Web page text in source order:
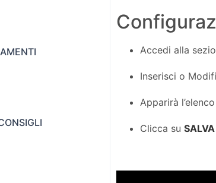
Accedi alla
Inserisci o
Apparirà
Clicca suSALVA